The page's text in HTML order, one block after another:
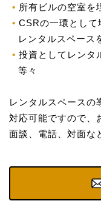
所有ビルの空室を
CSRの一環として
レンタルスペース
投資としてレン
等々
レンタルスペースの
対応可能ですので、
面談、電話、対面な